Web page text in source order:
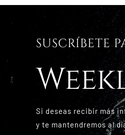
SUSCRÍBETE
Si deseas recibir más
y te mantendremos al